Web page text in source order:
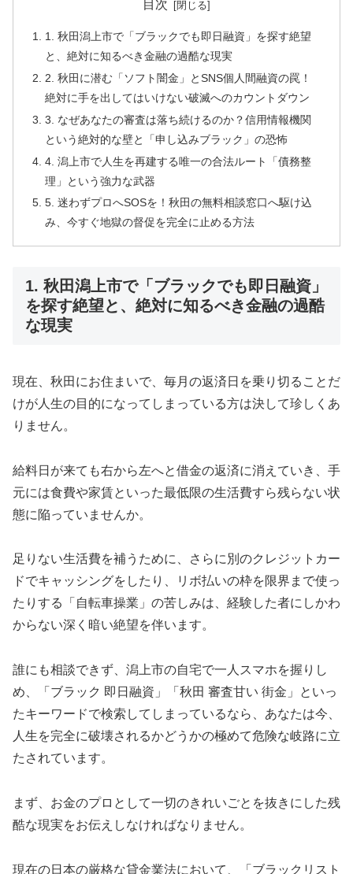
目次
1. 秋田潟上市で「ブラックでも即日融資」を探す絶望
と、絶対に知るべき金融の過酷な現実
2. 秋田に潜む「ソフト闇金」とSNS個人間融資の罠！
絶対に手を出してはいけない破滅へのカウントダウン
3. なぜあなたの審査は落ち続けるのか？信用情報機関
という絶対的な壁と「申し込みブラック」の恐怖
4. 潟上市で人生を再建する唯一の合法ルート「債務整
理」という強力な武器
5. 迷わずプロへSOSを！秋田の無料相談窓口へ駆け込
み、今すぐ地獄の督促を完全に止める方法
1. 秋田潟上市で「ブラックでも即日融資」
を探す絶望と、絶対に知るべき金融の過酷
な現実
現在、秋田にお住まいで、毎月の返済日を乗り切ることだ
けが人生の目的になってしまっている方は決して珍しくあ
りません。
給料日が来ても右から左へと借金の返済に消えていき、手
元には食費や家賃といった最低限の生活費すら残らない状
態に陥っていませんか。
足りない生活費を補うために、さらに別のクレジットカー
ドでキャッシングをしたり、リボ払いの枠を限界まで使っ
たりする「自転車操業」の苦しみは、経験した者にしかわ
からない深く暗い絶望を伴います。
誰にも相談できず、潟上市の自宅で一人スマホを握りし
め、「ブラック 即日融資」「秋田 審査甘い 街金」といっ
たキーワードで検索してしまっているなら、あなたは今、
人生を完全に破壊されるかどうかの極めて危険な岐路に立
たされています。
まず、お金のプロとして一切のきれいごとを抜きにした残
酷な現実をお伝えしなければなりません。
現在の日本の厳格な貸金業法において、「ブラックリスト